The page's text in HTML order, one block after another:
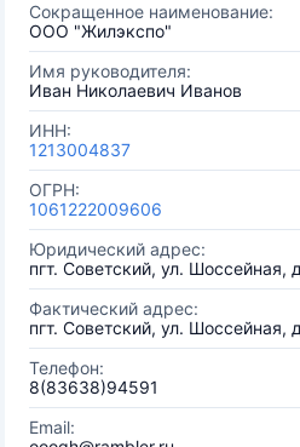
Сокращенное наименование:
ООО "Жилэкспо"
Имя руководителя:
Иван Николаевич Иванов
ИНН:
1213004837
ОГРН:
1061222009606
Юридический адрес:
пгт. Советский, ул. Шоссейная,
Фактический адрес:
пгт. Советский, ул. Шоссейная,
Телефон:
8(83638)94591
Email: